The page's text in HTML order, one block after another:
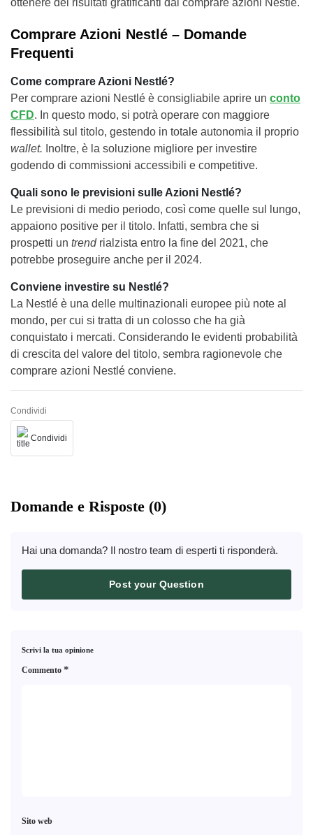
Comprare Azioni Nestlé – Domande
Frequenti
Come comprare Azioni Nestlé?
Per comprare azioni Nestlé è consigliabile aprire un conto
CFD. In questo modo, si potrà operare con maggiore
flessibilità sul titolo, gestendo in totale autonomia il proprio
wallet. Inoltre, è la soluzione migliore per investire
godendo di commissioni accessibili e competitive.
Quali sono le previsioni sulle Azioni Nestlé?
Le previsioni di medio periodo, così come quelle sul lungo,
appaiono positive per il titolo. Infatti, sembra che si
prospetti un trendrialzista entro la fine del 2021, che
potrebbe proseguire anche per il 2024.
Conviene investire su Nestlé?
La Nestlé è una delle multinazionali europee più note al
mondo, per cui si tratta di un colosso che ha già
conquistato i mercati. Considerando le evidenti probabilità
di crescita del valore del titolo, sembra ragionevole che
comprare azioni Nestlé conviene.
Condividi
Condividi
Domande e Risposte (0)
Hai una domanda? Il nostro team di esperti ti risponderà.
Post your Question
Scrivi la tua opinione
Commento *
Sito web